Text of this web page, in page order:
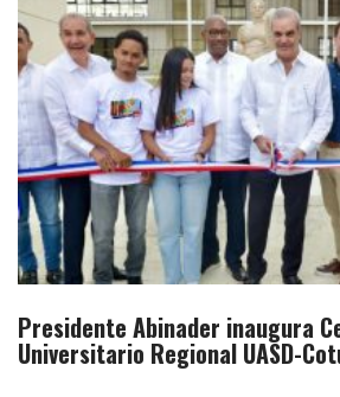
Presidente Abinader inaugura
Universitario Regional UASD-